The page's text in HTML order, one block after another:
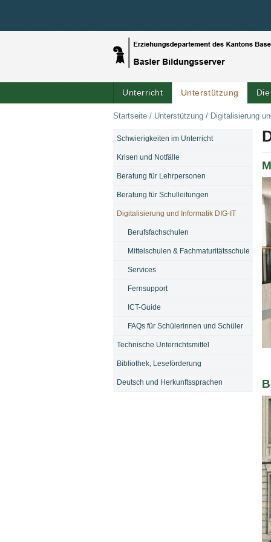
Unterricht Unterstützung
Startseite / Unterstützung / Digitalisierung
NAVIGATION
Schwierigkeiten im Unterricht
Krisen und Notfälle
Beratung für Lehrpersonen
Beratung für Schulleitungen
Digitalisierung und Informatik DIG-IT
Berufsfachschulen
Mittelschulen & Fachmaturitätsschule
Services
Fernsupport
ICT-Guide
FAQs für Schülerinnen und Schüler
Technische Unterrichtsmittel
Bibliothek, Leseförderung
Deutsch und Herkunftssprachen